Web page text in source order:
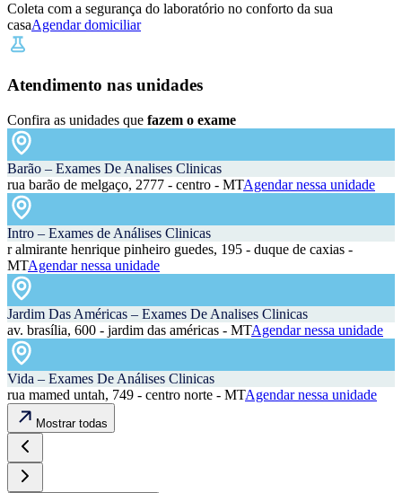
Coleta com a segurança do laboratório no conforto da sua
casaAgendar domiciliar
Atendimento nas unidades
Confira as unidades que fazem o exame
Barão – Exames De Analises Clinicas
rua barão de melgaço, 2777 - centro - MTAgendar nessa unidade
Intro – Exames de Análises Clinicas
r almirante henrique pinheiro guedes, 195 - duque de caxias -
MTAgendar nessa unidade
Jardim Das Américas – Exames De Analises Clinicas
av. brasília, 600 - jardim das américas - MTAgendar nessa unidade
Vida – Exames De Análises Clinicas
rua mamed untah, 749 - centro norte - MTAgendar nessa unidade
Mostrar todas